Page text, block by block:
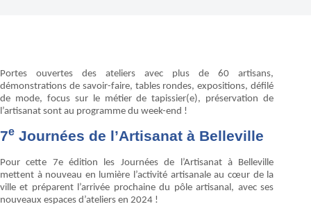
Portes ouvertes des ateliers avec plus de 60 artisans,
démonstrations de savoir-faire, tables rondes, expositions, défilé
de mode, focus sur le métier de tapissier(e), préservation de
l’artisanat sont au programme du week-end !
7e Journées de l’Artisanat à Belleville
Pour cette 7e édition les Journées de l’Artisanat à Belleville
mettent à nouveau en lumière l’activité artisanale au cœur de la
ville et préparent l’arrivée prochaine du pôle artisanal, avec ses
nouveaux espaces d’ateliers en 2024 !